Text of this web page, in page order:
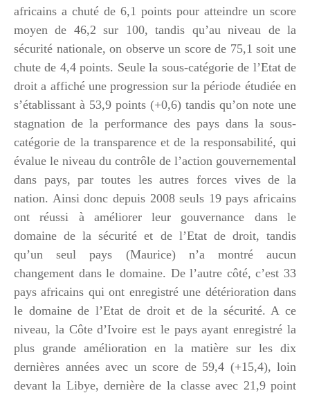
africains a chuté de 6,1 points pour atteindre un score
moyen de 46,2 sur 100, tandis qu’au niveau de la
sécurité nationale, on observe un score de 75,1 soit une
chute de 4,4 points. Seule la sous-catégorie de l’Etat de
droit a affiché une progression sur la période étudiée en
s’établissant à 53,9 points (+0,6) tandis qu’on note une
stagnation de la performance des pays dans la sous-
catégorie de la transparence et de la responsabilité, qui
évalue le niveau du contrôle de l’action gouvernemental
dans pays, par toutes les autres forces vives de la
nation. Ainsi donc depuis 2008 seuls 19 pays africains
ont réussi à améliorer leur gouvernance dans le
domaine de la sécurité et de l’Etat de droit, tandis
qu’un seul pays (Maurice) n’a montré aucun
changement dans le domaine. De l’autre côté, c’est 33
pays africains qui ont enregistré une détérioration dans
le domaine de l’Etat de droit et de la sécurité. A ce
niveau, la Côte d’Ivoire est le pays ayant enregistré la
plus grande amélioration en la matière sur les dix
dernières années avec un score de 59,4 (+15,4), loin
devant la Libye, dernière de la classe avec 21,9 point